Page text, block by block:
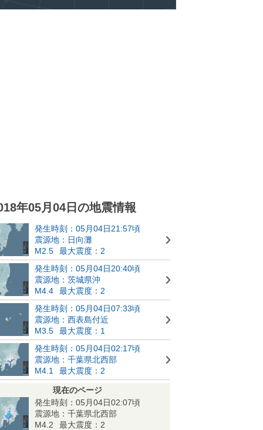
年05月04日の地震情報
発生時刻：05月04日21:57頃
震源地：日向灘
M2.5
最大震度：2
発生時刻：05月04日20:40頃
震源地：茨城県沖
M4.4
最大震度：2
発生時刻：05月04日07:33頃
震源地：西表島付近
M3.5
最大震度：1
発生時刻：05月04日02:17頃
震源地：千葉県北西部
M4.1
最大震度：2
現在のページ
発生時刻：05月04日02:07頃
震源地：千葉県北西部
M4.2
最大震度：2